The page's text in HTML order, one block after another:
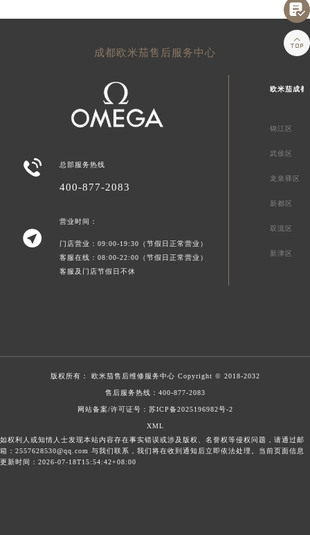
成都欧米茄售后服务中心
 总部服务热线
400-877-2083

营业时间：
门店营业：09:00-19:30（节假日正常营业）
客服在线：08:00-22:00（节假日正常营业）
客服及门店节假日不休
欧米茄成都
锦江区
武侯区
龙泉驿区
新都区
双流区
新津区
版权所有： 欧米茄售后维修服务中心 Copyright © 2018-2032
售后服务热线： 400-877-2083
网站备案/许可证号：苏ICP备2025196982号-2
XML
如权利人或知情人士发现本站内容存在事实错误或涉及版权、名誉权等侵权问题，请通过邮
箱：2557628530@qq.com 与我们联系，我们将在收到通知后立即依法处理。当前页面信息
更新时间：2026-07-18T15:54:42+08:00

